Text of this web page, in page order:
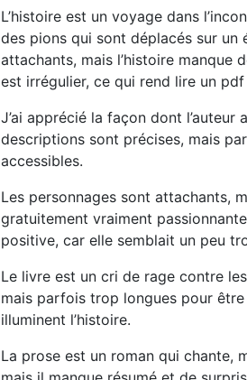
L’histoire est un voyage dans
des pions qui sont déplacés sur un
attachants, mais l’histoire manque
est irrégulier, ce qui rend lire un
J’ai apprécié la façon dont
descriptions sont précises, mais
accessibles.
Les personnages sont attachants,
gratuitement vraiment
positive, car elle semblait un peu
Le livre est un cri de rage contre
mais parfois trop longues pour
illuminent l’histoire.
La prose est un roman qui chante,